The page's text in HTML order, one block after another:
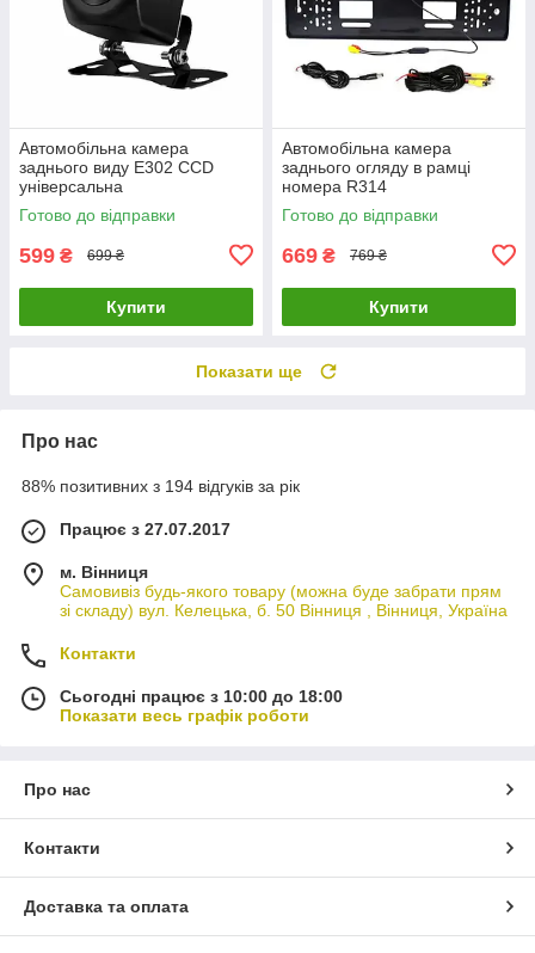
Автомобільна камера
заднього виду E302 CCD
універсальна
Готово до відправки
599 ₴ 699 ₴
Купити
Автомобільна камера
заднього огляду в рамці
номера R314
Готово до відправки
669 ₴ 769 ₴
Купити
Показати ще
Про нас
88% позитивних з 194 відгуків за рік
Працює з 27.07.2017
м. Вінниця
Самовивіз будь-якого товару (можна буде забрати прям
зі складу) вул. Келецька, б. 50 Вінниця , Вінниця, Україна
Контакти
Сьогодні працює з 10:00 до 18:00
Показати весь графік роботи
Про нас
Контакти
Доставка та оплата